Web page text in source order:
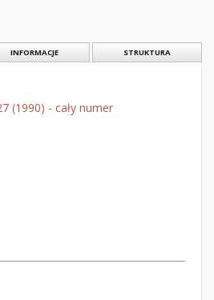
INFORMACJE STRUKTURA
(1990) - cały numer